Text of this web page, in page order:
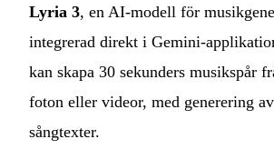
Lyria 3, en AI-modell för
integrerad direkt i Gemini-
kan skapa 30 sekunders musikspår
foton eller videor, med generering av
sångtexter.